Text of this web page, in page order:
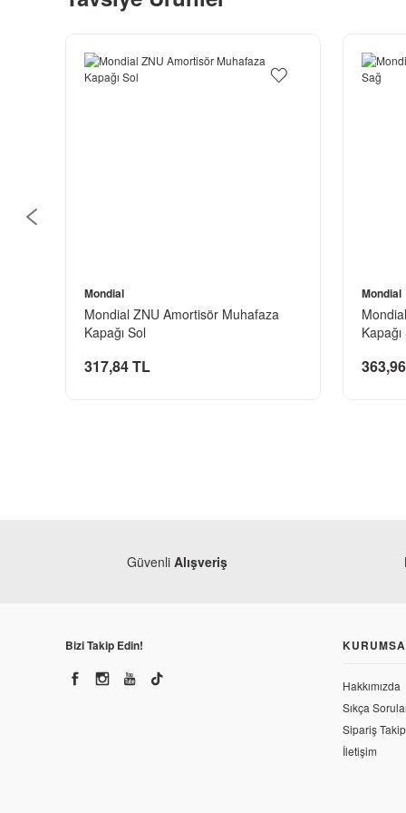
Mondial
Mondial ZNU Amortisör Muhafaza
Kapağı Sol
317,84 TL
Mondial
Güvenli Alışveriş
Bizi Takip Edin!
Hakkımızda
Sıkça
Sipariş Takip
İletişim